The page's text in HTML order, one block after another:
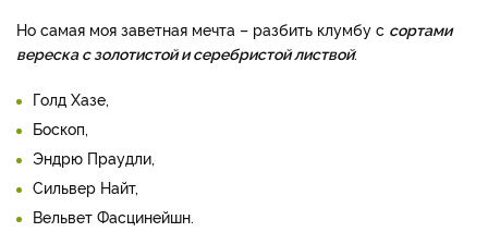
Но самая моя заветная мечта – разбить клумбу с сортами
вереска с золотистой и серебристой листвой:
Голд Хазе,
Боскоп,
Эндрю Праудли,
Сильвер Найт,
Вельвет Фасцинейшн.